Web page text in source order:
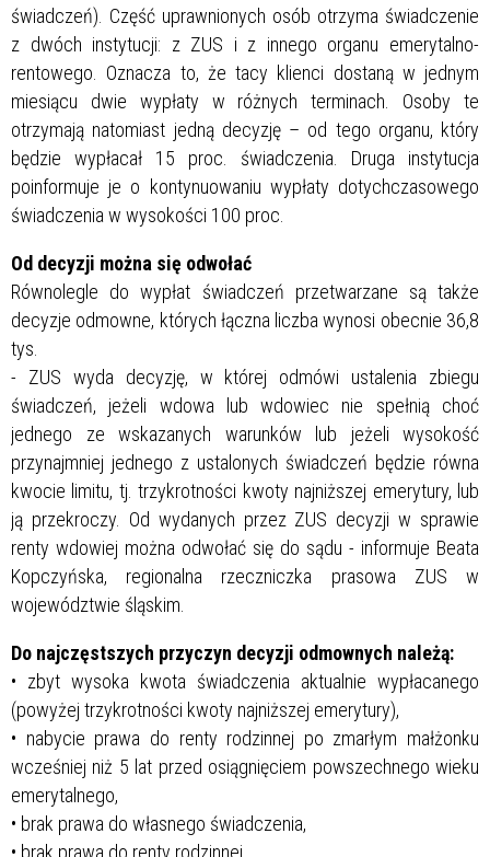
świadczeń). Część uprawnionych osób otrzyma świadczenie
z dwóch instytucji: z ZUS i z innego organu emerytalno-
rentowego. Oznacza to, że tacy klienci dostaną w jednym
miesiącu dwie wypłaty w różnych terminach. Osoby te
otrzymają natomiast jedną decyzję – od tego organu, który
będzie wypłacał 15 proc. świadczenia. Druga instytucja
poinformuje je o kontynuowaniu wypłaty dotychczasowego
świadczenia w wysokości 100 proc.
Od decyzji można się odwołać
Równolegle do wypłat świadczeń przetwarzane są także
decyzje odmowne, których łączna liczba wynosi obecnie 36,8
tys.
- ZUS wyda decyzję, w której odmówi ustalenia zbiegu
świadczeń, jeżeli wdowa lub wdowiec nie spełnią choć
jednego ze wskazanych warunków lub jeżeli wysokość
przynajmniej jednego z ustalonych świadczeń będzie równa
kwocie limitu, tj. trzykrotności kwoty najniższej emerytury, lub
ją przekroczy. Od wydanych przez ZUS decyzji w sprawie
renty wdowiej można odwołać się do sądu - informuje Beata
Kopczyńska, regionalna rzeczniczka prasowa ZUS w
województwie śląskim.
Do najczęstszych przyczyn decyzji odmownych należą:
• zbyt wysoka kwota świadczenia aktualnie wypłacanego
(powyżej trzykrotności kwoty najniższej emerytury),
• nabycie prawa do renty rodzinnej po zmarłym małżonku
wcześniej niż 5 lat przed osiągnięciem powszechnego wieku
emerytalnego,
• brak prawa do własnego świadczenia,
• brak prawa do renty rodzinnej,